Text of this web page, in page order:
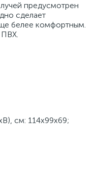
предусмотрен
сделает
белее комфортным.
ПВХ.
см: 114х99х69;